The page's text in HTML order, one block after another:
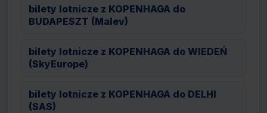
bilety lotnicze z KOPENHAGA do
BUDAPESZT (Malev)
bilety lotnicze z KOPENHAGA do WIEDEŃ
(SkyEurope)
bilety lotnicze z KOPENHAGA do DELHI
(SAS)